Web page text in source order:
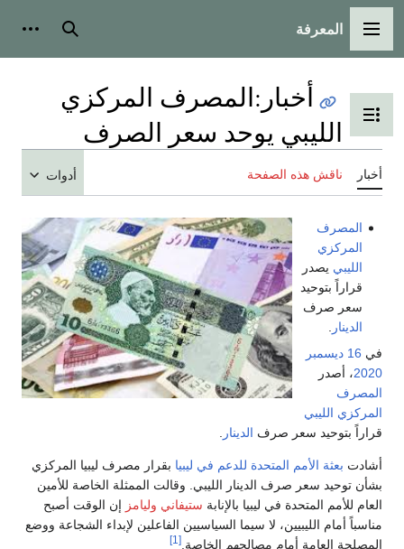
القائمة الرئيسية
المعرفة بحث
تبديل عرض جدول المحتويات
أخبار :المصرف المركزي
الليبي يوحد سعر الصرف
أخبار ناقش هذه الصفحة أدوات
المصرف
المركزي
الليبي يصدر
قراراً بتوحيد
سعر صرف
الدينار
في 16 ديسمبر
2020، أصدر
المصرف
المركزي الليبي
قراراً بتوحيد سعر صرف الدينار
أشادت بعثة الأمم المتحدة للدعم في ليبيا بقرار مصرف ليبيا المركزي
بشأن توحيد سعر صرف الدينار الليبي. وقالت الممثلة الخاصة للأمين
العام للأمم المتحدة في ليبيا بالإنابة ستيفاني وليامز إن الوقت أصبح
مناسباً أمام الليبيين، لا سيما السياسيين الفاعلين لإبداء الشجاعة ووضع
المصلحة العامة أمام مصالحهم الخاصة. [1]